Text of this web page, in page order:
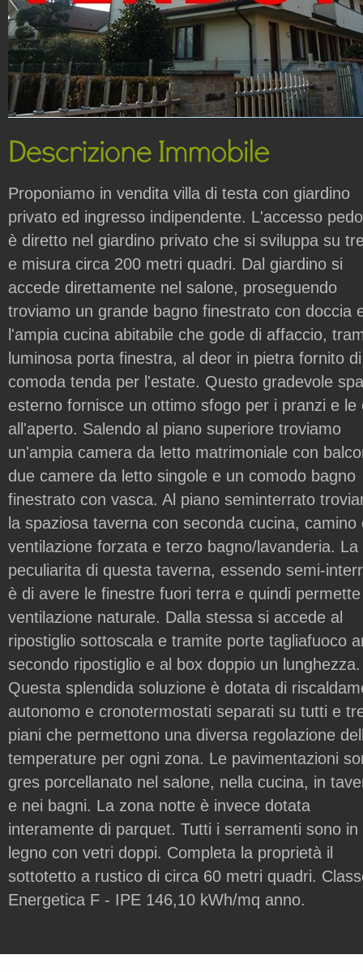
Proponiamo in vendita villa di testa con giardino
privato ed ingresso indipendente. L'accesso
è diretto nel giardino privato che si sviluppa su
e misura circa 200 metri quadri. Dal giardino si
accede direttamente nel salone, proseguendo
troviamo un grande bagno finestrato con doccia
l'ampia cucina abitabile che gode di affaccio,
luminosa porta finestra, al deor in pietra fornito di
comoda tenda per l'estate. Questo gradevole
esterno fornisce un ottimo sfogo per i pranzi e le
all'aperto. Salendo al piano superiore troviamo
un'ampia camera da letto matrimoniale con
due camere da letto singole e un comodo bagno
finestrato con vasca. Al piano seminterrato
la spaziosa taverna con seconda cucina, camino
ventilazione forzata e terzo bagno/lavanderia. La
peculiarita di questa taverna, essendo semi-
è di avere le finestre fuori terra e quindi
ventilazione naturale. Dalla stessa si accede al
ripostiglio sottoscala e tramite porte tagliafuoco
secondo ripostiglio e al box doppio un lunghezza.
Questa splendida soluzione è dotata di
autonomo e cronotermostati separati su tutti e
piani che permettono una diversa regolazione
temperature per ogni zona. Le pavimentazioni
gres porcellanato nel salone, nella cucina, in
e nei bagni. La zona notte è invece dotata
interamente di parquet. Tutti i serramenti sono in
legno con vetri doppi. Completa la proprietà il
sottotetto a rustico di circa 60 metri quadri.
Energetica F - IPE 146,10 kWh/mq anno.